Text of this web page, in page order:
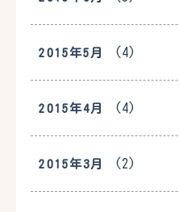
2015年5月 (4)
2015年4月 (4)
2015年3月 (2)